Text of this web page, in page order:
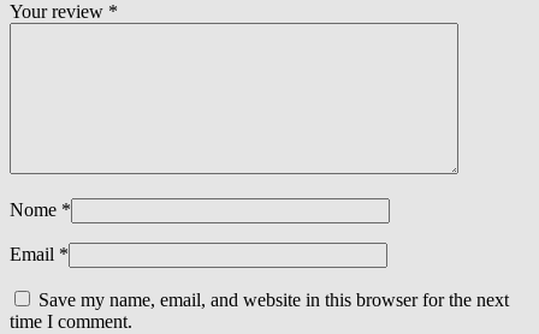
Your review *
Nome *
Email *
Save my name, email, and website in this browser for the next
time I comment.